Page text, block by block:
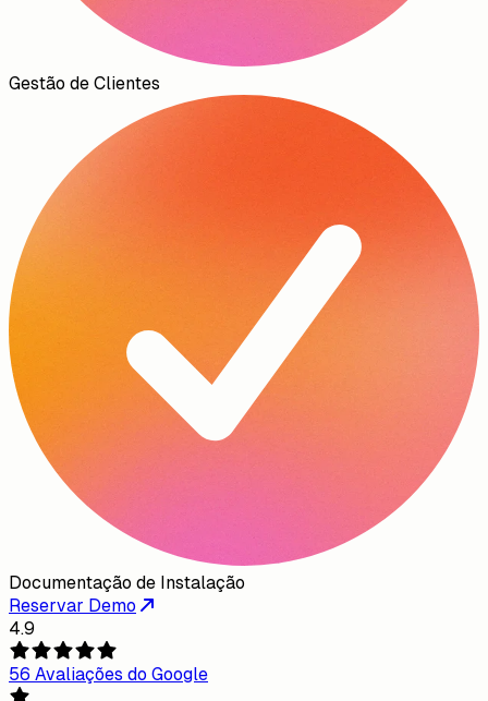
Gestão de Clientes
Documentação de Instalação
Reservar Demo
4.9
56 Avaliações do Google